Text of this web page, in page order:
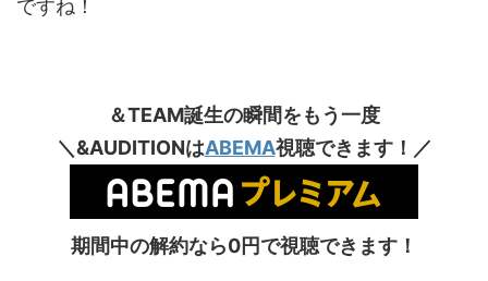
ですね！
＆TEAM誕生の瞬間をもう一度
＼&AUDITIONはABEMA視聴できます！／
期間中の解約なら0円で視聴できます！